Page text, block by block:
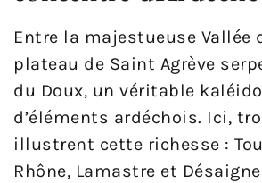
Entre la majestueuse Vallée
plateau de Saint Agrève
du Doux, un véritable
d’éléments ardéchois. Ici,
illustrent cette richesse :
Rhône, Lamastre et